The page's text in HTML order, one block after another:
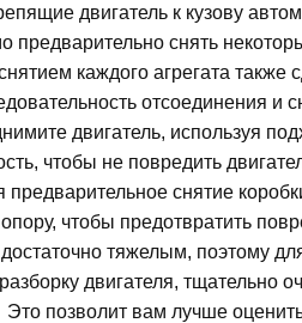
двигатель к кузову
снять
каждого агрегата
отсоединения и
двигатель, используя
чтобы не повредить
снятие
чтобы предотвратить
тяжелым, поэтому
двигателя, тщательно
позволит вам лучше